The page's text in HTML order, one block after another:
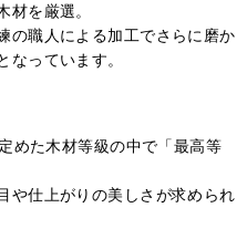
材を厳選。
の職人による加工でさらに磨か
なっています。
めた木材等級の中で「最高等
や仕上がりの美しさが求められ